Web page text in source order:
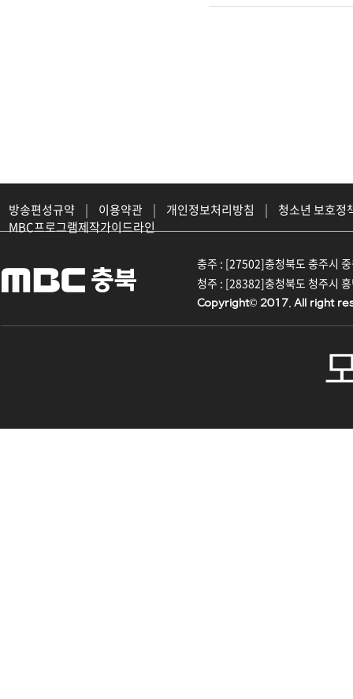
방송편성규약 | 이용약관 | 개인정보처리방침 |
청소년 보호정
MBC프로그램제작가이드라인
충주 : [27502]충청북도 충주시
청주 : [28382]충청북도 청주시
Copyright© 2017. All right